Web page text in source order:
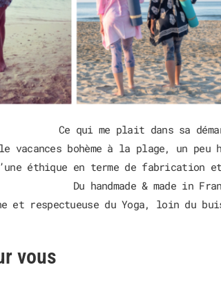
Ce qui me plait dans sa
vacances bohème à la plage, un
éthique en terme de fabrication
Du handmade & made in
et respectueuse du Yoga, loin du
vous